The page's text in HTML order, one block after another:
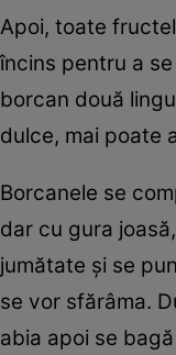
Apoi, toate
încins pentru a
borcan două
dulce, mai poate
Borcanele se
dar cu gura
jumătate şi se
se vor sfărâma.
abia apoi se